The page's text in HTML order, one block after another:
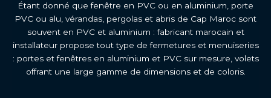
Étant donné que fenêtre en PVC ou en aluminium, porte
PVC ou alu, vérandas, pergolas et abris de Cap Maroc sont
souvent en PVC et aluminium : fabricant marocain et
installateur propose tout type de fermetures et menuiseries
: portes et fenêtres en aluminium et PVC sur mesure, volets
offrant une large gamme de dimensions et de coloris.